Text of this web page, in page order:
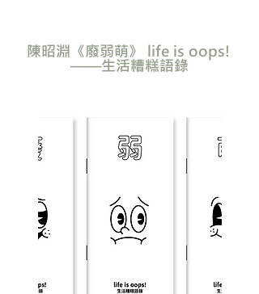
陳昭淵《廢弱萌》 life is oops!
——生活糟糕語錄